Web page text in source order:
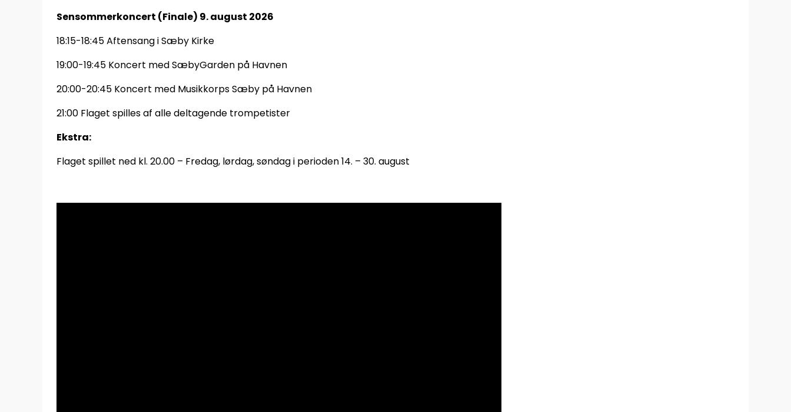
Sensommerkoncert (Finale) 9. august 2026
18:15-18:45 Aftensang i Sæby Kirke
19:00-19:45 Koncert med SæbyGarden på Havnen
20:00-20:45 Koncert med Musikkorps Sæby på Havnen
21:00 Flaget spilles af alle deltagende trompetister
Ekstra:
Flaget spillet ned kl. 20.00 – Fredag, lørdag, søndag i perioden 14. – 30. august